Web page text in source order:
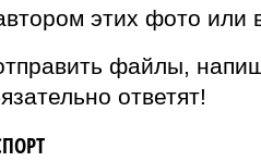
этих фото или
файлы,
ответят!